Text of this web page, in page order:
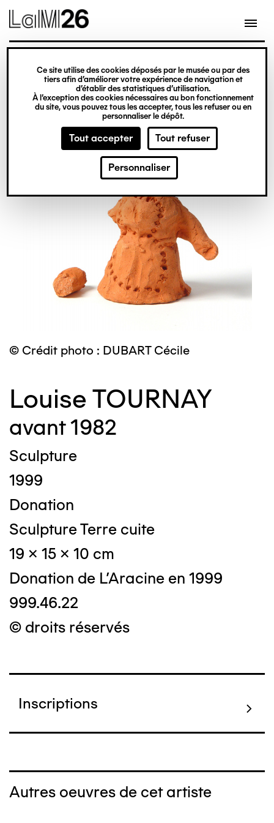
Gestion des cookies
Ce site utilise des cookies déposés par le musée ou par des
tiers afin d’améliorer votre expérience de navigation et
d’établir des statistiques d’utilisation.
À l’exception des cookies nécessaires au bon fonctionnement
du site, vous pouvez tous les accepter, tous les refuser ou en
personnaliser le dépôt.
Tout accepter Tout refuser
Personnaliser
contenu
© Crédit photo : DUBART Cécile
Louise TOURNAY
avant 1982
Sculpture
1999
Donation
Sculpture Terre cuite
19 x 15 x 10 cm
Donation de L'Aracine en 1999
999.46.22
© droits réservés
Inscriptions
Autres oeuvres de cet artiste